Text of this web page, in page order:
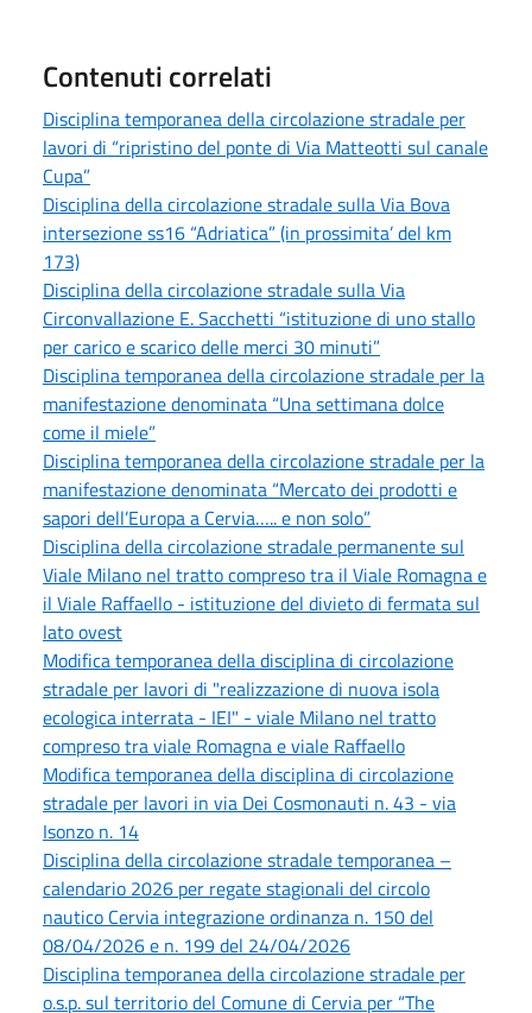
Contenuti correlati
Disciplina temporanea della circolazione stradale per
lavori di “ripristino del ponte di Via Matteotti sul canale
Cupa”
Disciplina della circolazione stradale sulla Via Bova
intersezione ss16 “Adriatica” (in prossimita’ del km
173)
Disciplina della circolazione stradale sulla Via
Circonvallazione E. Sacchetti “istituzione di uno stallo
per carico e scarico delle merci 30 minuti”
Disciplina temporanea della circolazione stradale per la
manifestazione denominata “Una settimana dolce
come il miele”
Disciplina temporanea della circolazione stradale per la
manifestazione denominata “Mercato dei prodotti e
sapori dell’Europa a Cervia….. e non solo”
Disciplina della circolazione stradale permanente sul
Viale Milano nel tratto compreso tra il Viale Romagna e
il Viale Raffaello - istituzione del divieto di fermata sul
lato ovest
Modifica temporanea della disciplina di circolazione
stradale per lavori di "realizzazione di nuova isola
ecologica interrata - IEI" - viale Milano nel tratto
compreso tra viale Romagna e viale Raffaello
Modifica temporanea della disciplina di circolazione
stradale per lavori in via Dei Cosmonauti n. 43 - via
Isonzo n. 14
Disciplina della circolazione stradale temporanea –
calendario 2026 per regate stagionali del circolo
nautico Cervia integrazione ordinanza n. 150 del
08/04/2026 e n. 199 del 24/04/2026
Disciplina temporanea della circolazione stradale per
o.s.p. sul territorio del Comune di Cervia per “The